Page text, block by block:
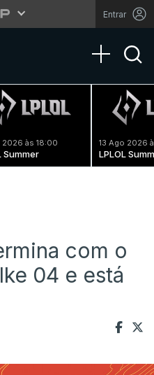
Entrar
Toggle
2026 às 18:00
Summer
13 Ago 2026
LPLOL
com o
04 e está